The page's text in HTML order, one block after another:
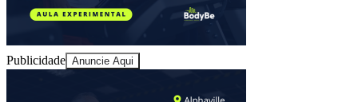
Publicidade Anuncie Aqui